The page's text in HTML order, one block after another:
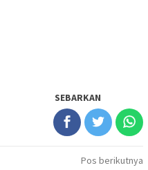
SEBARKAN
Pos berikutnya